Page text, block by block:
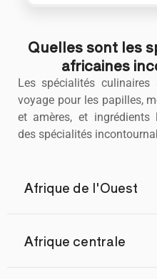
Quelles sont les
africaines
Les spécialités
voyage pour les papilles,
et amères, et ingrédients
des spécialités
Afrique de l'Ouest
Afrique centrale